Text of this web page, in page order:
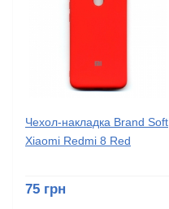
Чехол-накладка Brand Soft
Xiaomi Redmi 8 Red
75 грн